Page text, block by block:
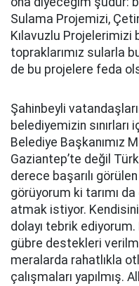
Sulama Projemizi,
Kılavuzlu Projelerimizi
topraklarımız sularla
de bu projelere feda
Şahinbeyli
belediyemizin sınırları
Belediye Başkanımız
Gaziantep’te değil
derece başarılı
görüyorum ki tarımı
atmak istiyor.
dolayı tebrik
gübre destekleri
meralarda rahatlıkla
çalışmaları yapılmış.